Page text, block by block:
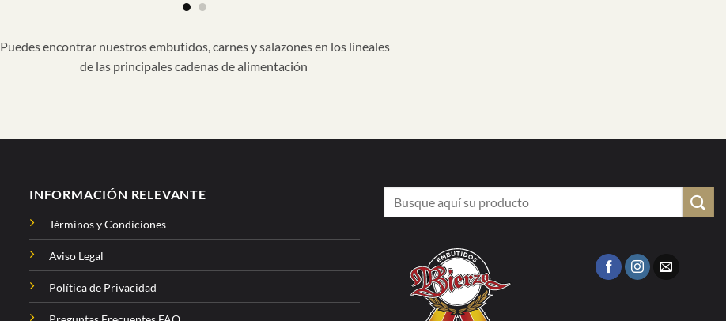
Puedes encontrar nuestros embutidos, carnes y salazones en los lineales
de las principales cadenas de alimentación
INFORMACIÓN RELEVANTE
Términos y Condiciones
Aviso Legal
Política de Privacidad
Buscar
por: